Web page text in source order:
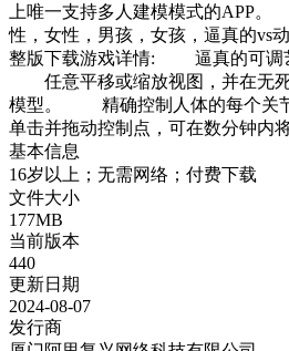
上唯一支持多人建模模式的APP
性，女性，男孩，女孩，逼真的vs
整版下载游戏详情: 逼真的可调
任意平移或缩放视图，并在无死
模型。 精确控制人体的每个
单击并拖动控制点，可在数分钟内
基本信息
16岁以上；无需网络；付费下载
文件大小
177MB
当前版本
440
更新日期
2024-08-07
发行商